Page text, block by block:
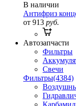
В наличии
Антифриз
от 913 руб.
Автозапчасти
Фильтры
Свечи
Фильтры(4384)